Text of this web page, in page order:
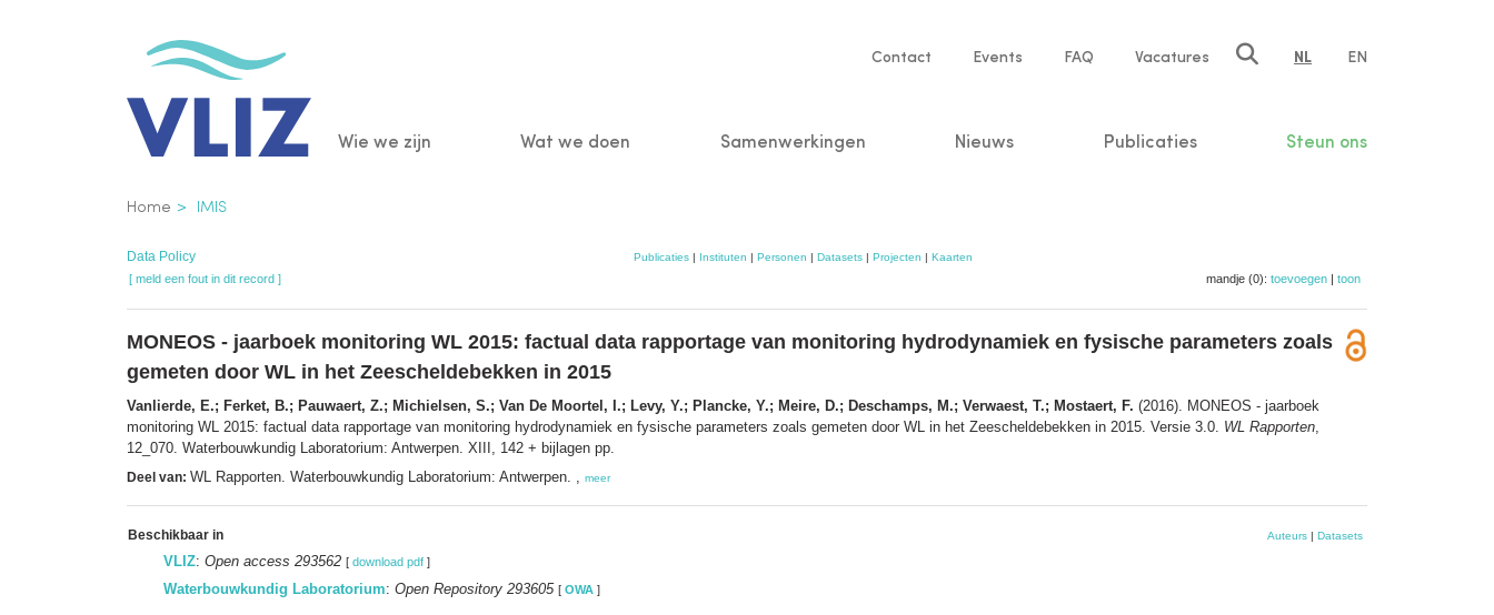
Service
Contact Events FAQ Vacatures NL EN
Main
Wie we zijn Wat we doen Samenwerkingen Nieuws Publicaties Steun ons
Kruimelpad
Home IMIS
Data Policy Publicaties| Instituten | Personen | Datasets| Projecten | Kaarten
[ meld een fout in dit record ] mandje (0): toevoegen | toon
MONEOS - jaarboek monitoring WL 2015: factual data rapportage van monitoring hydrodynamiek en fysische parameters zoals
gemeten door WL in het Zeescheldebekken in 2015
Vanlierde, E.; Ferket, B.; Pauwaert, Z.; Michielsen, S.; Van De Moortel, I.; Levy, Y.; Plancke, Y.; Meire, D.; Deschamps, M.; Verwaest, T.; Mostaert, F. (2016). MONEOS - jaarboek
monitoring WL 2015: factual data rapportage van monitoring hydrodynamiek en fysische parameters zoals gemeten door WL in het Zeescheldebekken in 2015. Versie 3.0. WL Rapporten
12_070. Waterbouwkundig Laboratorium: Antwerpen. XIII, 142 + bijlagen pp.
Deel van: WL Rapporten. Waterbouwkundig Laboratorium: Antwerpen. , meer
Beschikbaar in Auteurs | Datasets
VLIZ: Open access 293562 [ download pdf ]
Waterbouwkundig Laboratorium: Open Repository 293605 [ OWA ]